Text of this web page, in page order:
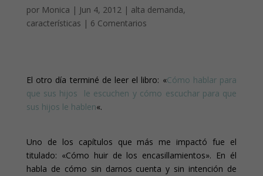
por Monica | Jun 4, 2012| alta demanda,
características | 6 Comentarios
El otro día terminé de leer el libro: «Cómo hablar para
que sus hijos le escuchen y cómo escuchar para que
sus hijos le hablen«.
Uno de los capítulos que más me impactó fue el
titulado: «Cómo huir de los encasillamientos». En él
habla de cómo sin darnos cuenta y sin intención de